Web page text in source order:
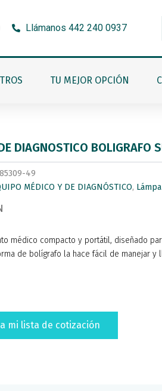
Llámanos 442 240 0937
TU MEJOR OPCIÓN
DIAGNOSTICO BOLIGRAFO
49
MÉDICO Y DE DIAGNÓSTICO,
médico compacto y portátil, diseñado
de bolígrafo la hace fácil de manejar y
mi lista de cotización